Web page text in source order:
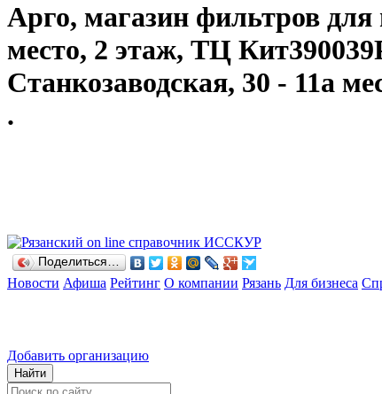
Арго, магазин фильтров
место, 2 этаж, ТЦ
Станкозаводская, 30 - 11а
.
Поделиться…
Новости Афиша Рейтинг О компании Рязань Для бизнеса
Добавить организацию